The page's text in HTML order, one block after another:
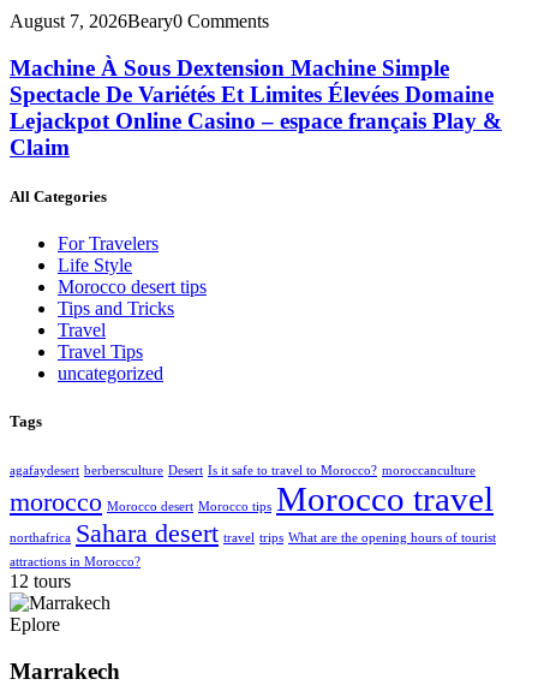
August 7, 2026Beary0 Comments
Machine À Sous Dextension Machine Simple
Spectacle De Variétés Et Limites Élevées Domaine
Lejackpot Online Casino – espace français Play &
Claim
All Categories
For Travelers
Life Style
Morocco desert tips
Tips and Tricks
Travel
Travel Tips
uncategorized
Tags
agafaydesert berbersculture Desert Is it safe to travel to Morocco? moroccanculture
morocco Morocco desert Morocco tips Morocco travel
northafrica Sahara desert travel trips What are the opening hours of tourist
attractions in Morocco?
12 tours
Eplore
Marrakech